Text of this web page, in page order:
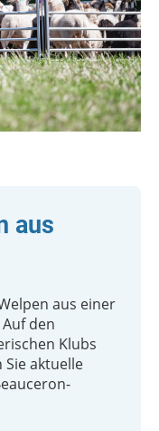
aus
aus einer
den
Klubs
aktuelle